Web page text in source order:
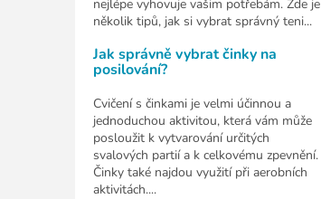
nejlépe vyhovuje vašim potřebám. Zde je
několik tipů, jak si vybrat správný teni...
Jak správně vybrat činky na
posilování?
Cvičení s činkami je velmi účinnou a
jednoduchou aktivitou, která vám může
posloužit k vytvarování určitých
svalových partií a k celkovému zpevnění.
Činky také najdou využití při aerobních
aktivitách....